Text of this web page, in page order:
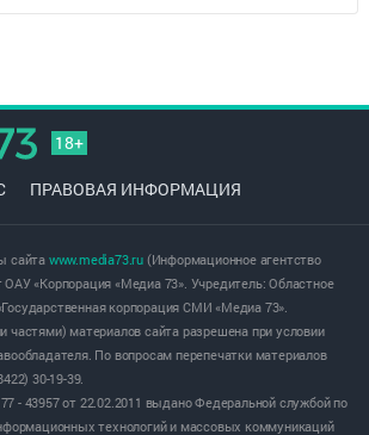
18+
ПРАВОВАЯ ИНФОРМАЦИЯ
сайта www.media73.ru(Информационное агентство
«Корпорация «Медиа 73». Учредитель: Областное
корпорация СМИ «Медиа 73».
частями) материалов сайта разрешена при условии
По вопросам перепечатки материалов
30-19-39.
- 43957 от 22.02.2011 выдано Федеральной службой по
технологий и массовых коммуникаций